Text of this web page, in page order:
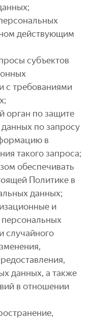
действующим
субъектов
с требованиями
орган по защите
по запросу
в
такого запроса;
обеспечивать
Политике в
данных;
и
случайного
данных, а также
в отношении